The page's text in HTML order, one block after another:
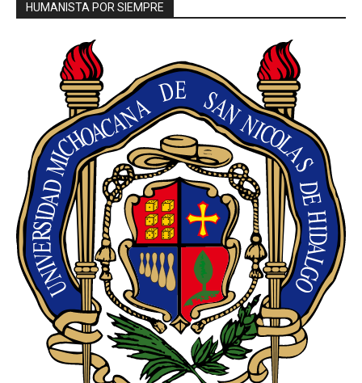
HUMANISTA POR SIEMPRE